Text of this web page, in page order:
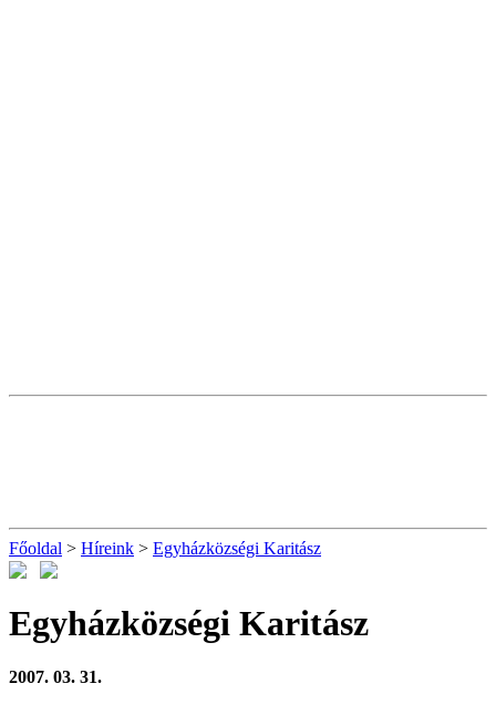
Főoldal > Híreink > Egyházközségi Karitász
Egyházközségi Karitász
2007. 03. 31.